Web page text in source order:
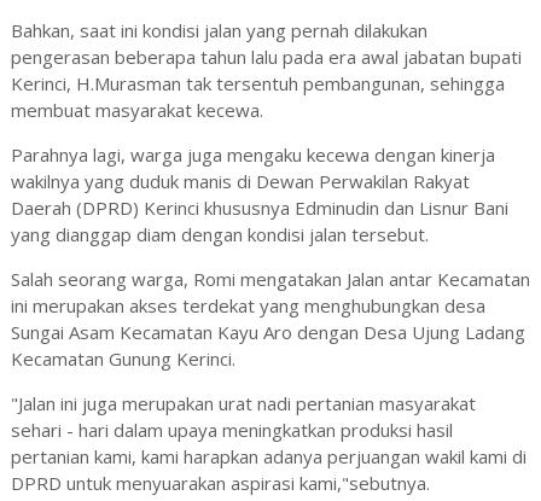
Bahkan, saat ini kondisi jalan yang pernah dilakukan
pengerasan beberapa tahun lalu pada era awal jabatan bupati
Kerinci, H.Murasman tak tersentuh pembangunan, sehingga
membuat masyarakat kecewa.
Parahnya lagi, warga juga mengaku kecewa dengan kinerja
wakilnya yang duduk manis di Dewan Perwakilan Rakyat
Daerah (DPRD) Kerinci khususnya Edminudin dan Lisnur Bani
yang dianggap diam dengan kondisi jalan tersebut.
Salah seorang warga, Romi mengatakan Jalan antar Kecamatan
ini merupakan akses terdekat yang menghubungkan desa
Sungai Asam Kecamatan Kayu Aro dengan Desa Ujung Ladang
Kecamatan Gunung Kerinci.
"Jalan ini juga merupakan urat nadi pertanian masyarakat
sehari - hari dalam upaya meningkatkan produksi hasil
pertanian kami, kami harapkan adanya perjuangan wakil kami di
DPRD untuk menyuarakan aspirasi kami,"sebutnya.